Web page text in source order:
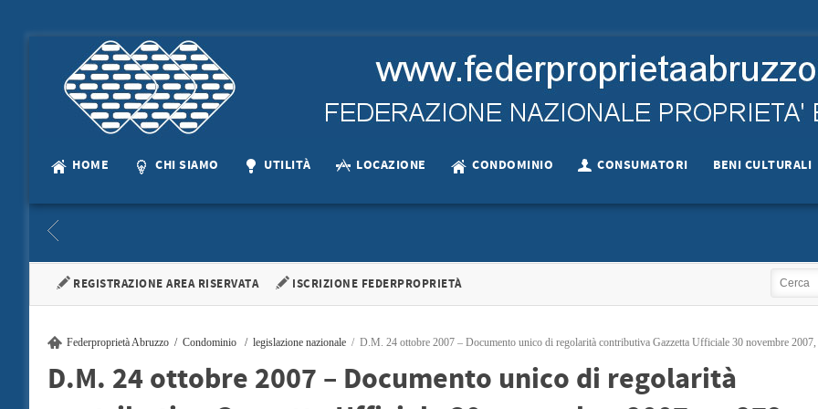
HOME CHI SIAMO UTILITÀ LOCAZIONE CONDOMINIO CONSUMATORI BENI CULTURALI
APERTA LA CONSULTAZIONE ALL'ALBO…
È stata aperta al…
+
LA PARTE DEVE…
La parte deve partecipare…
+
LEGGE 14 giugno 2019,…
+
SENTENZA
REGISTRAZIONE AREA RISERVATA ISCRIZIONE FEDERPROPRIETÀ
Federproprietà Abruzzo Condominio legislazione nazionale D.M. 24 ottobre 2007 – Documento unico di regolarità contributiva Gazzetta Ufficiale 30 novembre
D.M. 24 ottobre 2007 – Documento unico di regolarità